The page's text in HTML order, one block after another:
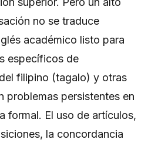
no se traduce
académico listo para
específicos de
filipino (tagalo) y otras
problemas persistentes en
formal. El uso de artículos,
la concordancia